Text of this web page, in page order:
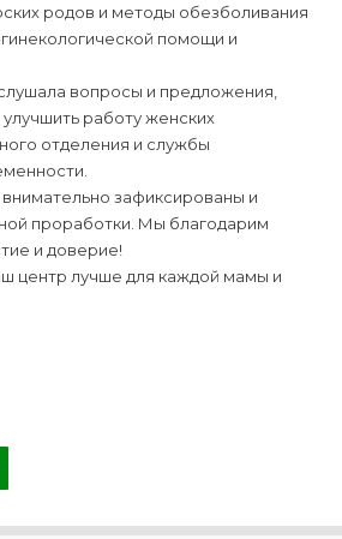
родов и методы обезболивания
помощи и
вопросы и предложения,
работу женских
отделения и службы
зафиксированы и
проработки. Мы благодарим
и доверие!
центр лучше для каждой мамы и